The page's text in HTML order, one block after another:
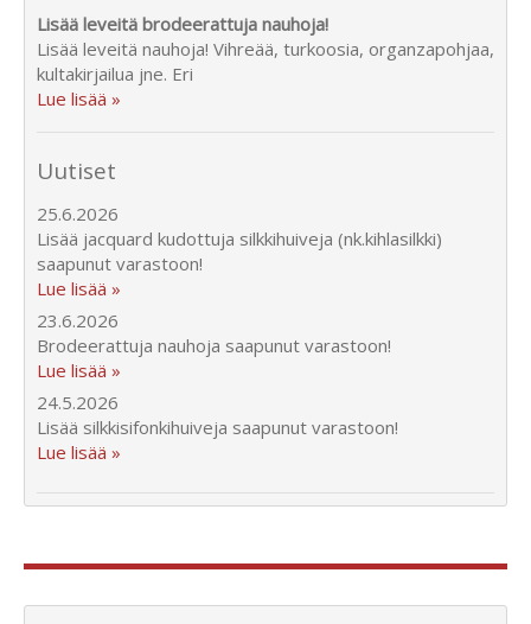
Lisää leveitä brodeerattuja nauhoja!
Lisää leveitä nauhoja! Vihreää, turkoosia, organzapohjaa,
kultakirjailua jne. Eri
Lue lisää »
Uutiset
25.6.2026
Lisää jacquard kudottuja silkkihuiveja (nk.kihlasilkki)
saapunut varastoon!
Lue lisää »
23.6.2026
Brodeerattuja nauhoja saapunut varastoon!
Lue lisää »
24.5.2026
Lisää silkkisifonkihuiveja saapunut varastoon!
Lue lisää »